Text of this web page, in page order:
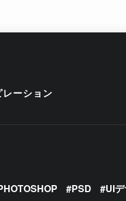
ーション
PSD UI